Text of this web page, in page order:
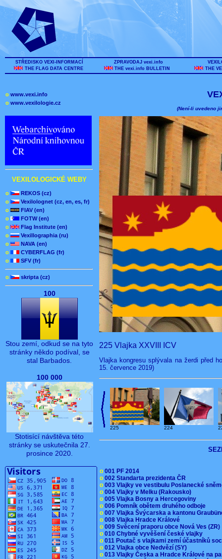
STŘEDISKO VEXI-INFORMACÍ
THE FLAG DATA CENTRE
ZPRAVODAJ vexi.info
THE vexi.info BULLETIN
THE
o www.vexi.info
o www.vexilologie.cz
VEXILOLOGICKÉ WEBY
o
REKOS (cz)
o
Vexilolognet (cz, en, es, fr)
o
FIAV (en)
o
FOTW (en)
o
Flag Institute (en)
o
Vexillographia (ru)
o
NAVA (en)
o
CYBERFLAG (fr)
o
SFV (fr)
o skripta (cz)
100
Stou zemí, odkud se na tyto
stránky někdo podíval, se
stal Barbados.
100 000
Stotisící návštěva této
stránky se uskutečnila 27.
prosince 2020.
(Není-li uvedeno
225 Vlajka XXVIII ICV
Vlajka kongresu splývala na žerdi před
15. července 2019)
225 224
o 001 PF 2014
o 002 Standarta prezidenta ČR
o 003 Vlajky ve vestibulu Poslanecké
o 004 Vlajky v Melku (Rakousko)
o 005 Vlajka Bosny a Hercegoviny
o 006 Pomník obětem druhého odboje
o 007 Vlajka Švýcarska a kantonu
o 008 Vlajka Hradce Králové
o 009 Svěcení praporu obce Nová Ves
o 010 Chybné vyvěšení české vlajky
o 011 Poutač s vlajkami zemí účastníků
o 012 Vlajka obce Nedvězí (SY)
o 013 Vlajky Česka a Hradce Králové na